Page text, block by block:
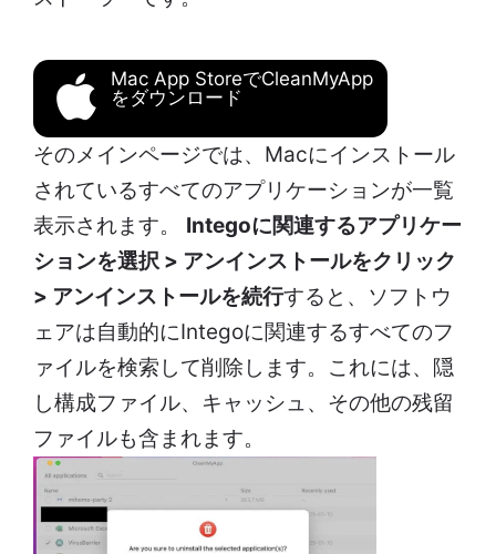
Mac App StoreでCleanMyApp
をダウンロード
そのメインページでは、Macにインストール
されているすべてのアプリケーションが一覧
表示されます。 Integoに関連するアプリケー
ションを選択 > アンインストールをクリック
> アンインストールを続行すると、ソフトウ
ェアは自動的にIntegoに関連するすべてのフ
ァイルを検索して削除します。これには、隠
し構成ファイル、キャッシュ、その他の残留
ファイルも含まれます。